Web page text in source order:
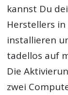
kannst Du
Herstellers
installieren
tadellos auf
Die
zwei